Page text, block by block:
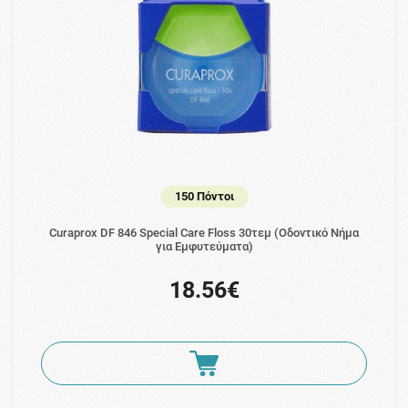
150 Πόντοι
Curaprox DF 846 Special Care Floss 30τεμ (Οδοντικό Νήμα
για Εμφυτεύματα)
18.56€